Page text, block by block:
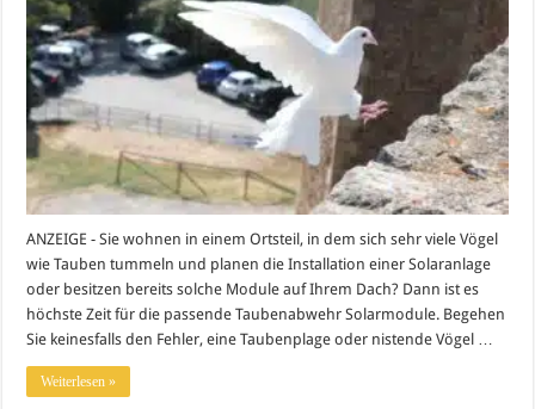
ANZEIGE - Sie wohnen in einem Ortsteil, in dem sich sehr viele Vögel
wie Tauben tummeln und planen die Installation einer Solaranlage
oder besitzen bereits solche Module auf Ihrem Dach? Dann ist es
höchste Zeit für die passende Taubenabwehr Solarmodule. Begehen
Sie keinesfalls den Fehler, eine Taubenplage oder nistende Vögel …
Weiterlesen »